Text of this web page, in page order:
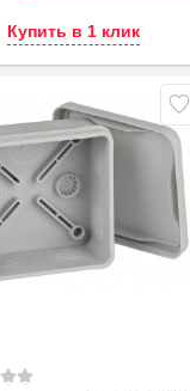
Купить в 1 клик